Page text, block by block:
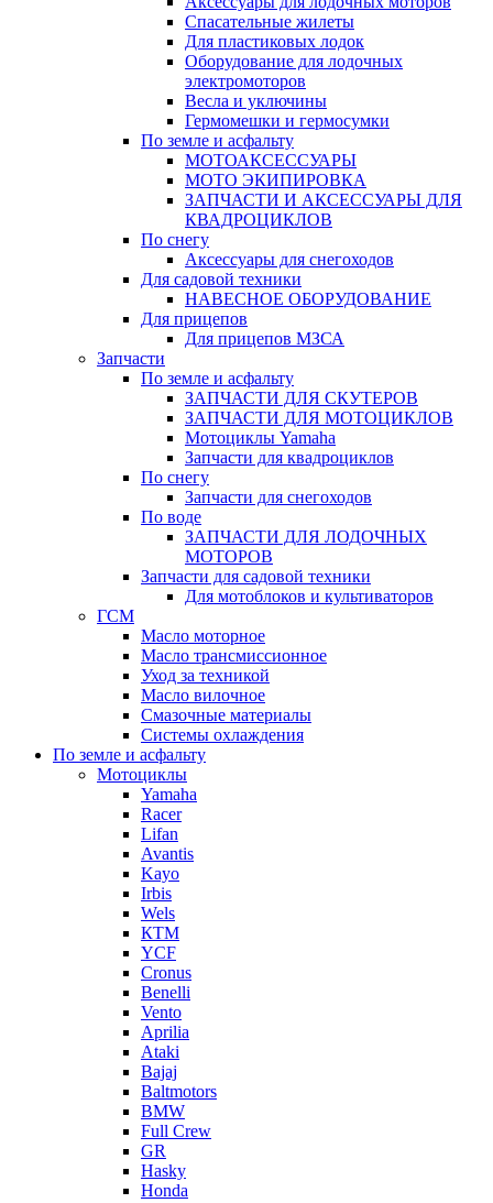
Спасательные жилеты
Для пластиковых лодок
Оборудование для лодочных
электромоторов
Весла и уключины
Гермомешки и гермосумки
По земле и асфальту
МОТОАКСЕССУАРЫ
МОТО ЭКИПИРОВКА
ЗАПЧАСТИ И АКСЕССУАРЫ ДЛЯ
КВАДРОЦИКЛОВ
По снегу
Аксессуары для снегоходов
Для садовой техники
НАВЕСНОЕ ОБОРУДОВАНИЕ
Для прицепов
Для прицепов МЗСА
Запчасти
По земле и асфальту
ЗАПЧАСТИ ДЛЯ СКУТЕРОВ
ЗАПЧАСТИ ДЛЯ МОТОЦИКЛОВ
Мотоциклы Yamaha
Запчасти для квадроциклов
По снегу
Запчасти для снегоходов
По воде
ЗАПЧАСТИ ДЛЯ ЛОДОЧНЫХ
МОТОРОВ
Запчасти для садовой техники
Для мотоблоков и культиваторов
ГСМ
Масло моторное
Масло трансмиссионное
Уход за техникой
Масло вилочное
Смазочные материалы
Системы охлаждения
По земле и асфальту
Мотоциклы
Yamaha
Racer
Lifan
Avantis
Kayo
Irbis
Wels
КТМ
YCF
Cronus
Benelli
Vento
Aprilia
Ataki
Bajaj
Baltmotors
BMW
Full Crew
GR
Hasky
Honda